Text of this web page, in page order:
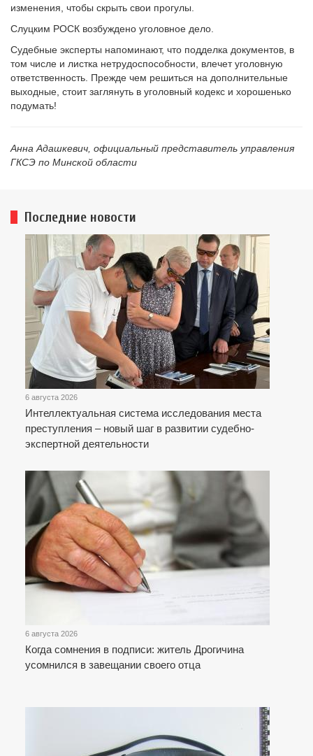
изменения, чтобы скрыть свои прогулы.
Слуцким РОСК возбуждено уголовное дело.
Судебные эксперты напоминают, что подделка документов, в
том числе и листка нетрудоспособности, влечет уголовную
ответственность. Прежде чем решиться на дополнительные
выходные, стоит заглянуть в уголовный кодекс и хорошенько
подумать!
Анна Адашкевич, официальный представитель управления
ГКСЭ по Минской области
Последние новости
6 августа 2026
Интеллектуальная система исследования места
преступления – новый шаг в развитии судебно-
экспертной деятельности
6 августа 2026
Когда сомнения в подписи: житель Дрогичина
усомнился в завещании своего отца